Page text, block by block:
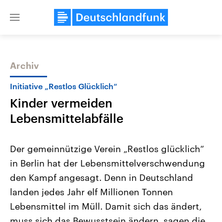
Close
Themen
Landtagswahl Sachsen-Anhalt
2026
Alle Informationen
Sachsen-Anhalt wählt am 6.
September 2026 einen neuen
Landtag. Seit 2021 wird das
Bundesland von einer Koalition aus
USA
Aktuelle Beiträge,
Hintergründe
Wirtschaftlich und
gehören die Vereinigten
den mächtigsten Ländern
mit großem Einfluss auf
Archiv
Initiative „Restlos Glücklich“
Kinder vermeiden
Lebensmittelabfälle
Der gemeinnützige Verein „Restlos glücklich“
in Berlin hat der Lebensmittelverschwendung
den Kampf angesagt. Denn in Deutschland
landen jedes Jahr elf Millionen Tonnen
Lebensmittel im Müll. Damit sich das ändert,